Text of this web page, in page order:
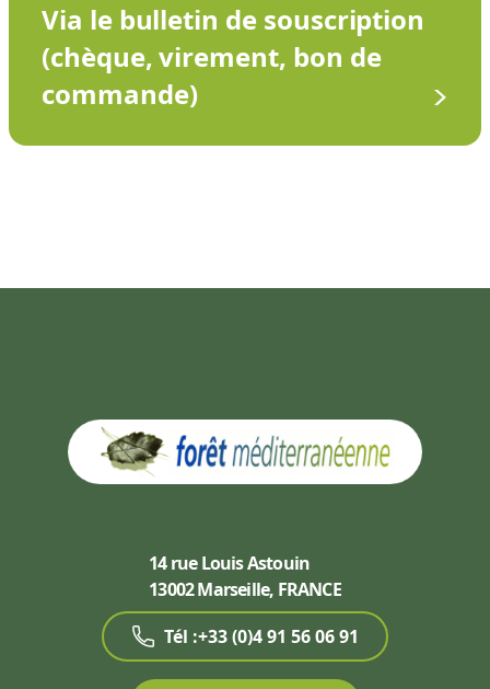
Via le bulletin de souscription
(chèque, virement, bon de
commande)
14 rue Louis Astouin
13002 Marseille, FRANCE
Tél :+33 (0)4 91 56 06 91